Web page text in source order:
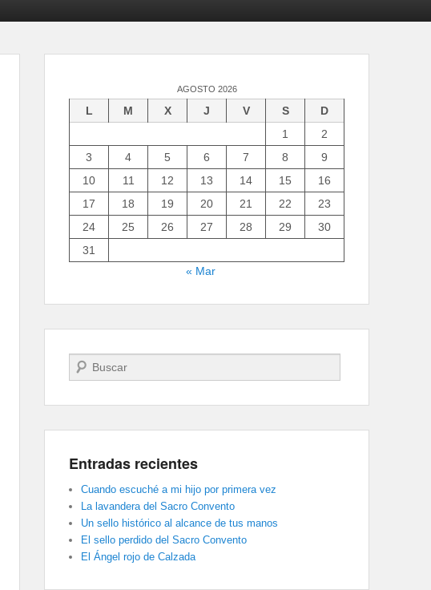
AGOSTO 2026
L M X J V S
D
1
2
3
4 5 6 7 8
9
10
11 12 13 14 15
16
17
18 19 20 21 22
23
24
25 26 27 28 29
30
31
« Mar
Buscar
Entradas recientes
Cuando escuché a mi hijo por primera vez
La lavandera del Sacro Convento
Un sello histórico al alcance de tus manos
El sello perdido del Sacro Convento
El Ángel rojo de Calzada